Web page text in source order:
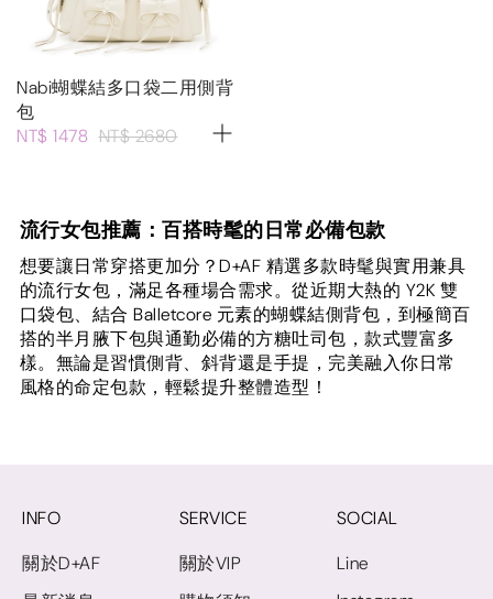
Nabi蝴蝶結多口袋二用側背
包
NT$ 1478 NT$ 2680
流行女包推薦：百搭時髦的日常必備包款
想要讓日常穿搭更加分？D+AF 精選多款時髦與實用兼具
的流行女包，滿足各種場合需求。從近期大熱的 Y2K 雙
口袋包、結合 Balletcore 元素的蝴蝶結側背包，到極簡百
搭的半月腋下包與通勤必備的方糖吐司包，款式豐富多
樣。無論是習慣側背、斜背還是手提，完美融入你日常
風格的命定包款，輕鬆提升整體造型！
INFO
關於D+AF
SERVICE
關於VIP
SOCIAL
Line